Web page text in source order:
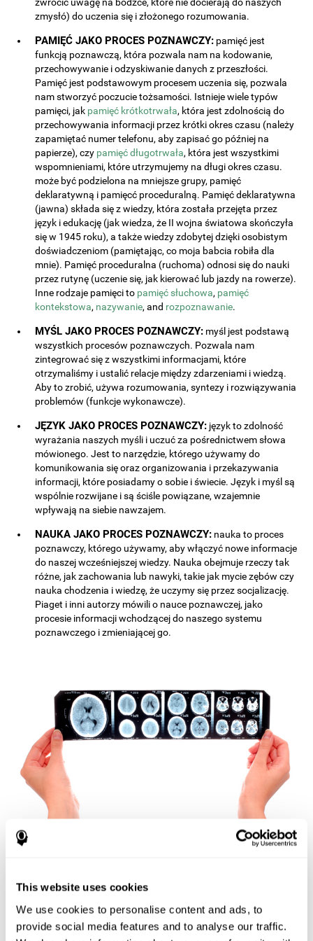
This website uses cookies
We use cookies to personalise content and ads, to
provide social media features and to analyse our traffic.
zmysłó) do uczenia się i złożonego rozumowania.
PAMIĘĆ JAKO PROCES POZNAWCZY: pamięć jest
funkcją poznawczą, która pozwala nam na kodowanie,
przechowywanie i odzyskiwanie danych z przeszłości.
Pamięć jest podstawowym procesem uczenia się, pozwala
nam stworzyć poczucie tożsamości. Istnieje wiele typów
pamięci, jak pamięć krótkotrwała, która jest zdolnością do
przechowywania informacji przez krótki okres czasu (należy
zapamiętać numer telefonu, aby zapisać go później na
papierze), czy pamięć długotrwała, która jest wszystkimi
wspomnieniami, które utrzymujemy na długi okres czasu.
może być podzielona na mniejsze grupy, pamięć
deklaratywną i pamięcć proceduralną. Pamięć deklaratywna
(jawna) składa się z wiedzy, która została przejęta przez
język i edukację (jak wiedza, że II wojna światowa skończyła
się w 1945 roku), a także wiedzy zdobytej dzięki osobistym
doświadczeniom (pamiętając, co moja babcia robiła dla
mnie). Pamięć proceduralna (ruchoma) odnosi się do nauki
przez rutynę (uczenie się, jak kierować lub jazdy na rowerze).
Inne rodzaje pamięci to pamięć słuchowa, pamięć
kontekstowa, nazywanie, and rozpoznawanie.
MYŚL JAKO PROCES POZNAWCZY: myśl jest podstawą
wszystkich procesów poznawczych. Pozwala nam
zintegrować się z wszystkimi informacjami, które
otrzymaliśmy i ustalić relacje między zdarzeniami i wiedzą.
Aby to zrobić, używa rozumowania, syntezy i rozwiązywania
problemów (funkcje wykonawcze).
JĘZYK JAKO PROCES POZNAWCZY: język to zdolność
wyrażania naszych myśli i uczuć za pośrednictwem słowa
mówionego. Jest to narzędzie, którego używamy do
komunikowania się oraz organizowania i przekazywania
informacji, które posiadamy o sobie i świecie. Język i myśl są
wspólnie rozwijane i są ściśle powiązane, wzajemnie
wpływają na siebie nawzajem.
NAUKA JAKO PROCES POZNAWCZY: nauka to proces
poznawczy, którego używamy, aby włączyć nowe informacje
do naszej wcześniejszej wiedzy. Nauka obejmuje rzeczy tak
różne, jak zachowania lub nawyki, takie jak mycie zębów czy
nauka chodzenia i wiedzę, że uczymy się przez socjalizację.
Piaget i inni autorzy mówili o nauce poznawczej, jako
procesie informacji wchodzącej do naszego systemu
poznawczego i zmieniającej go.
szybko,pracują stale, a my nie zdajemy sobie z tego sprawy.
Na przykład, gdy idziemy ulicą i widzimy, że zapaliło się światło w
kolorze czerwonym, rozpoczynamy proces poznawczy, który
każe nam podjąć decyzję (przekroczyć lub nie przekroczyć).